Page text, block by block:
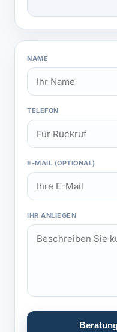
NAME
TELEFON
E-MAIL (OPTIONAL)
IHR ANLIEGEN